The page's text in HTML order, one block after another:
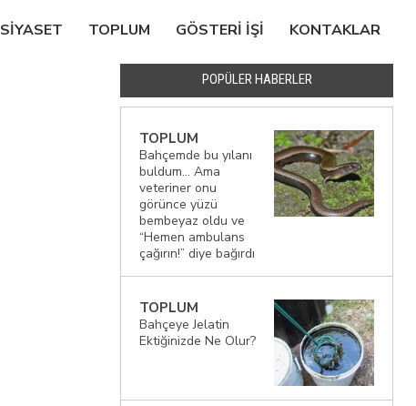
SIYASET TOPLUM GÖSTERI IŞI KONTAKLAR
POPÜLER HABERLER
TOPLUM
Bahçemde bu yılanı
buldum… Ama
veteriner onu
görünce yüzü
bembeyaz oldu ve
“Hemen ambulans
çağırın!” diye bağırdı
TOPLUM
Bahçeye Jelatin
Ektiğinizde Ne Olur?